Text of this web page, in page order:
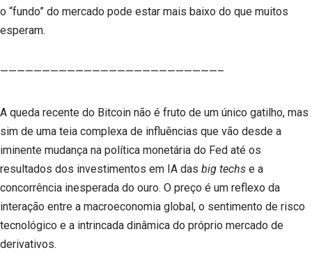
o “fundo” do mercado pode estar mais baixo do que muitos
esperam.
——————————————————————————–
A queda recente do Bitcoin não é fruto de um único gatilho, mas
sim de uma teia complexa de influências que vão desde a
iminente mudança na política monetária do Fed até os
resultados dos investimentos em IA das big techs e a
concorrência inesperada do ouro. O preço é um reflexo da
interação entre a macroeconomia global, o sentimento de risco
tecnológico e a intrincada dinâmica do próprio mercado de
derivativos.